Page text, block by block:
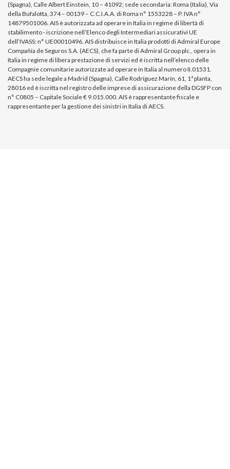
(Spagna), Calle Albert Einstein, 10 – 41092; sede secondaria: Roma (Italia), Via
della Bufalotta, 374 – 00139 – C.C.I.A.A. di Roma n° 1553228 – P. IVA n°
14879501006. AIS è autorizzata ad operare in Italia in regime di libertà di
stabilimento - iscrizione nell’Elenco degli Intermediari assicurativi UE
dell’IVASS: n° UE00010496. AIS distribuisce in Italia prodotti di Admiral Europe
Compañía de Seguros S.A. (AECS), che fa parte di Admiral Group plc., opera in
Italia in regime di libera prestazione di servizi ed è iscritta nell’elenco delle
Compagnie comunitarie autorizzate ad operare in Italia al numero II.01531.
AECS ha sede legale a Madrid (Spagna), Calle Rodríguez Marín, 61, 1ª planta,
28016 ed è iscritta nel registro delle imprese di assicurazione della DGSFP con
n° C0805 – Capitale Sociale € 9.015.000. AIS è rappresentante fiscale e
rappresentante per la gestione dei sinistri in Italia di AECS.